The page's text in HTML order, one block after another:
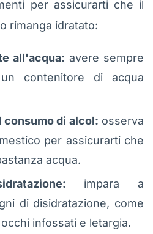
per assicurarti che il
rimanga idratato:
all'acqua: avere sempre
contenitore di acqua
consumo di alcol: osserva
per assicurarti che
acqua.
impara a
di disidratazione, come
infossati e letargia.